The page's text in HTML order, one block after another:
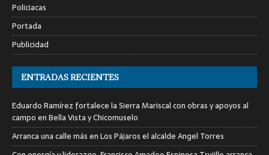
Policiacas
Portada
Publicidad
ENTRADAS RECIENTES
Eduardo Ramírez fortalece la Sierra Mariscal con obras y apoyos al
campo en Bella Vista y Chicomuselo
Arranca una calle más en Los Pájaros el alcalde Angel Torres